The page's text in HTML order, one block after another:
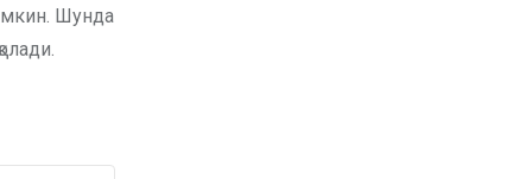
Шунда